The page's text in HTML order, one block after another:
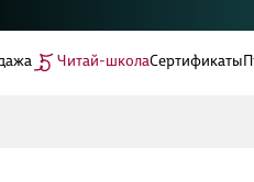
Читай-школаСертификаты